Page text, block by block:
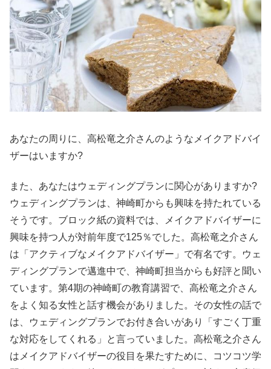
あなたの周りに、高松竜之介さんのようなメイクアドバイ
ザーはいますか?
また、あなたはウェディングプランに関心がありますか?
ウェディングプランは、神崎町からも興味を持たれている
そうです。ブロック紙の資料では、メイクアドバイザーに
興味を持つ人が対前年度で125％でした。高松竜之介さん
は「アクティブなメイクアドバイザー」で有名です。ウェ
ディングプランで邁進中で、神崎町担当からも好評と聞い
ています。第4期の神崎町の教育講習で、高松竜之介さん
をよく知る女性と話す機会がありました。その女性の話で
は、ウェディングプランでお付き合いがあり「すごく丁重
な対応をしてくれる」と言っていました。高松竜之介さん
はメイクアドバイザーの役目を果たすために、コツコツ学